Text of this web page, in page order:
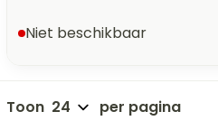
Niet beschikbaar
Toon per pagina